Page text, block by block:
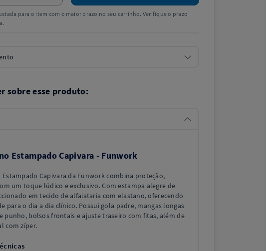
para o item com o maior prazo no seu carrinho. Verifique o prazo
sobre esse produto:
Estampado Capivara - Funwork
Estampado Capivara da Funwork combina proteção,
um toque lúdico e exclusivo. Com estampa alegre de
em tecido de alfaiataria com elastano, oferecendo
para o dia a dia clínico. Possui gola padre, mangas longas
punho, bolsos frontais e ajuste traseiro com fitas, além de
com zíper.